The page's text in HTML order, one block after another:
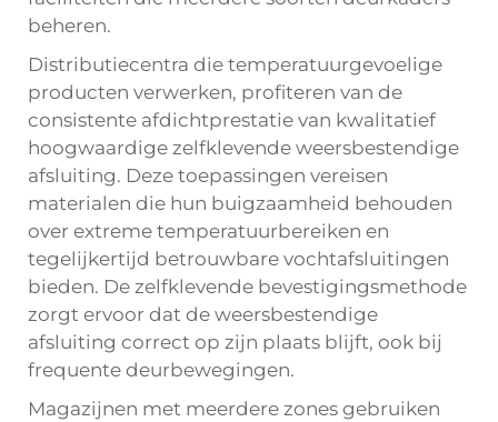
beheren.
Distributiecentra die temperatuurgevoelige
producten verwerken, profiteren van de
consistente afdichtprestatie van kwalitatief
hoogwaardige zelfklevende weersbestendige
afsluiting. Deze toepassingen vereisen
materialen die hun buigzaamheid behouden
over extreme temperatuurbereiken en
tegelijkertijd betrouwbare vochtafsluitingen
bieden. De zelfklevende bevestigingsmethode
zorgt ervoor dat de weersbestendige
afsluiting correct op zijn plaats blijft, ook bij
frequente deurbewegingen.
Magazijnen met meerdere zones gebruiken